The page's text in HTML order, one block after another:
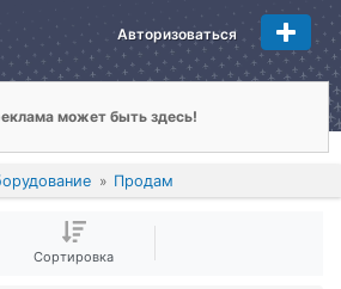
Авторизоваться
может быть здесь!
Продам
Сортировка